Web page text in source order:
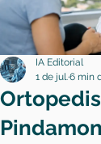
IA Editorial
1 de jul.6 min